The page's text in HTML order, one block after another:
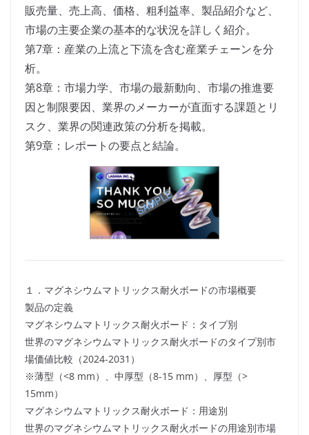
販売量、売上高、価格、粗利益率、製品紹介など、
市場の主要企業の基本的な状況を詳しく紹介。
第7章：産業の上流と下流を含む産業チェーンを分
析。
第8章：市場力学、市場の最新動向、市場の推進要
因と制限要因、業界のメーカーが直面する課題とリ
スク、業界の関連政策の分析を掲載。
第9章：レポートの要点と結論。
１．マグネシウムマトリックス耐火ボードの市場概要
製品の定義
マグネシウムマトリックス耐火ボード：タイプ別
世界のマグネシウムマトリックス耐火ボードのタイプ別市
場価値比較（2024-2031）
※薄型（<8 mm）、中厚型（8-15 mm）、厚型（>
15mm）
マグネシウムマトリックス耐火ボード：用途別
世界のマグネシウムマトリックス耐火ボードの用途別市場